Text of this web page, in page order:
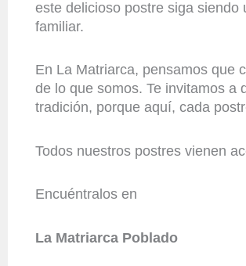
este delicioso postre siga
familiar.
En La Matriarca, pensamos que
de lo que somos. Te invitamos a
tradición, porque aquí, cada
Todos nuestros postres vienen
Encuéntralos en
La Matriarca Poblado